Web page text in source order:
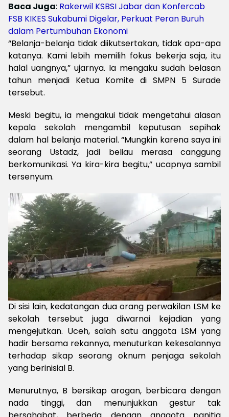
Baca Juga: Rakerwil KSBSI Jabar dan Konfercab
FSB KIKES Sukabumi Digelar, Perkuat Peran Buruh
dalam Pertumbuhan Ekonomi
“Belanja-belanja tidak diikutsertakan, tidak apa-apa
katanya. Kami lebih memilih fokus bekerja saja, itu
halal uangnya,” ujarnya. Ia mengaku sudah belasan
tahun menjadi Ketua Komite di SMPN 5 Surade
tersebut.
Meski begitu, ia mengakui tidak mengetahui alasan
kepala sekolah mengambil keputusan sepihak
dalam hal belanja material. “Mungkin karena saya ini
seorang Ustadz, jadi beliau merasa canggung
berkomunikasi. Ya kira-kira begitu,” ucapnya sambil
tersenyum.
Di sisi lain, kedatangan dua orang perwakilan LSM ke
sekolah tersebut juga diwarnai kejadian yang
mengejutkan. Uceh, salah satu anggota LSM yang
hadir bersama rekannya, menuturkan kekesalannya
terhadap sikap seorang oknum penjaga sekolah
yang berinisial B.
Menurutnya, B bersikap arogan, berbicara dengan
nada tinggi, dan menunjukkan gestur tak